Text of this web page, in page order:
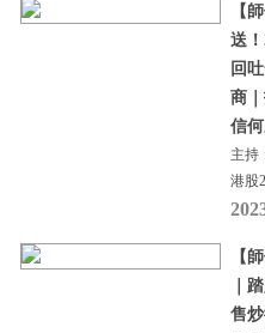
【
送
回
商
信
主持
港股2
【
｜
售